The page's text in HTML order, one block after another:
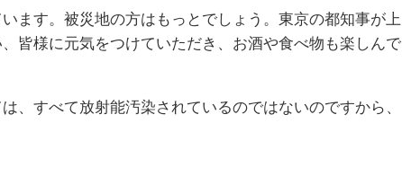
ます。被災地の方はもっとでしょう。東京の都知事が上
皆様に元気をつけていただき、お酒や食べ物も楽しんで
すべて放射能汚染されているのではないのですから、